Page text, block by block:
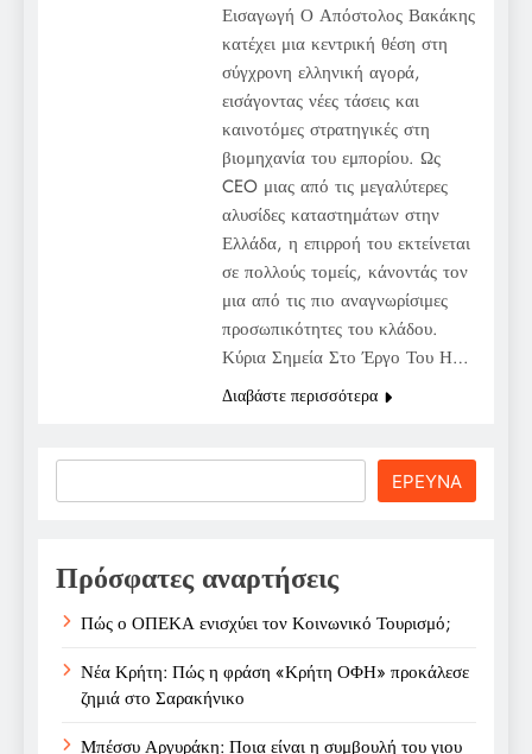
Εισαγωγή Ο Απόστολος Βακάκης
κατέχει μια κεντρική θέση στη
σύγχρονη ελληνική αγορά,
εισάγοντας νέες τάσεις και
καινοτόμες στρατηγικές στη
βιομηχανία του εμπορίου. Ως
CEO μιας από τις μεγαλύτερες
αλυσίδες καταστημάτων στην
Ελλάδα, η επιρροή του εκτείνεται
σε πολλούς τομείς, κάνοντάς τον
μια από τις πιο αναγνωρίσιμες
προσωπικότητες του κλάδου.
Κύρια Σημεία Στο Έργο Του Η…
Διαβάστε περισσότερα
ΕΡΕΥΝΑ
Πρόσφατες αναρτήσεις
Πώς ο ΟΠΕΚΑ ενισχύει τον Κοινωνικό Τουρισμό;
Νέα Κρήτη: Πώς η φράση «Κρήτη ΟΦΗ» προκάλεσε
ζημιά στο Σαρακήνικο
Μπέσσυ Αργυράκη: Ποια είναι η συμβουλή του γιου